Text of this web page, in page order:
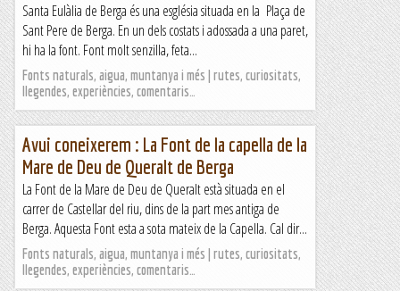
Santa Eulàlia de Berga és una església situada en la Plaça de
Sant Pere de Berga. En un dels costats i adossada a una paret,
hi ha la font. Font molt senzilla, feta...
Fonts naturals, aigua, muntanya i més | rutes, curiositats,
llegendes, experiències, comentaris…
Avui coneixerem : La Font de la capella de la
Mare de Deu de Queralt de Berga
La Font de la Mare de Deu de Queralt està situada en el
carrer de Castellar del riu, dins de la part mes antiga de
Berga. Aquesta Font esta a sota mateix de la Capella. Cal dir...
Fonts naturals, aigua, muntanya i més | rutes, curiositats,
llegendes, experiències, comentaris…